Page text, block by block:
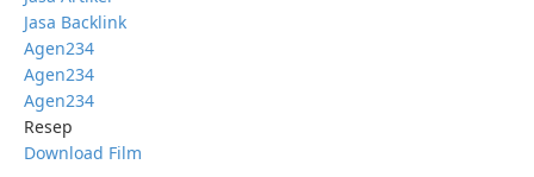
Jasa Backlink
Agen234
Agen234
Agen234
Resep
Download Film